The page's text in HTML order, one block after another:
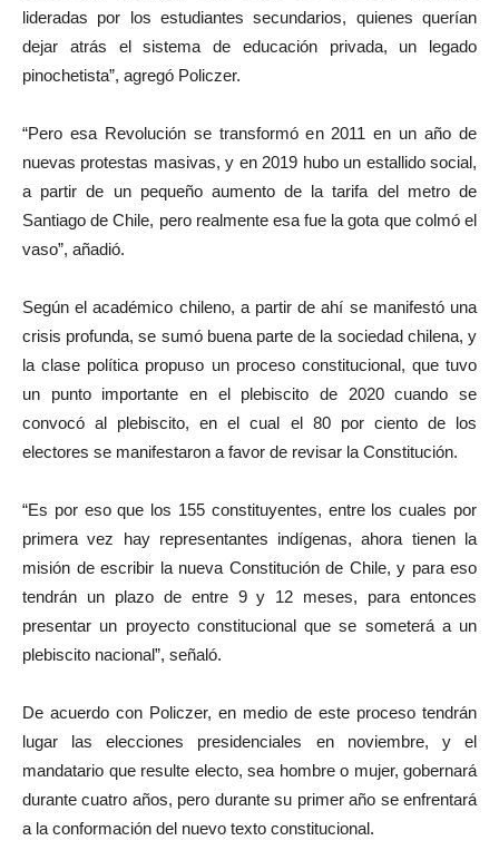
lideradas por los estudiantes secundarios, quienes querían
dejar atrás el sistema de educación privada, un legado
pinochetista”, agregó Policzer.
“Pero esa Revolución se transformó en 2011 en un año de
nuevas protestas masivas, y en 2019 hubo un estallido social,
a partir de un pequeño aumento de la tarifa del metro de
Santiago de Chile, pero realmente esa fue la gota que colmó el
vaso”, añadió.
Según el académico chileno, a partir de ahí se manifestó una
crisis profunda, se sumó buena parte de la sociedad chilena, y
la clase política propuso un proceso constitucional, que tuvo
un punto importante en el plebiscito de 2020 cuando se
convocó al plebiscito, en el cual el 80 por ciento de los
electores se manifestaron a favor de revisar la Constitución.
“Es por eso que los 155 constituyentes, entre los cuales por
primera vez hay representantes indígenas, ahora tienen la
misión de escribir la nueva Constitución de Chile, y para eso
tendrán un plazo de entre 9 y 12 meses, para entonces
presentar un proyecto constitucional que se someterá a un
plebiscito nacional”, señaló.
De acuerdo con Policzer, en medio de este proceso tendrán
lugar las elecciones presidenciales en noviembre, y el
mandatario que resulte electo, sea hombre o mujer, gobernará
durante cuatro años, pero durante su primer año se enfrentará
a la conformación del nuevo texto constitucional.